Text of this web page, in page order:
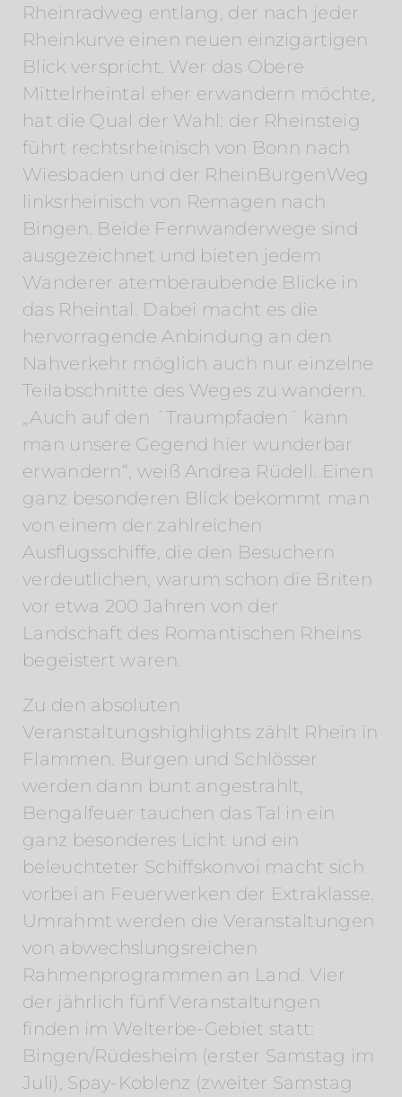
Rheinradweg entlang, der nach jeder
Rheinkurve einen neuen einzigartigen
Blick verspricht. Wer das Obere
Mittelrheintal eher erwandern möchte,
hat die Qual der Wahl: der Rheinsteig
führt rechtsrheinisch von Bonn nach
Wiesbaden und der RheinBurgenWeg
linksrheinisch von Remagen nach
Bingen. Beide Fernwanderwege sind
ausgezeichnet und bieten jedem
Wanderer atemberaubende Blicke in
das Rheintal. Dabei macht es die
hervorragende Anbindung an den
Nahverkehr möglich auch nur einzelne
Teilabschnitte des Weges zu wandern.
„Auch auf den ´Traum­pfaden´ kann
man unsere Gegend hier wunderbar
erwandern“, weiß Andrea Rüdell. Einen
ganz besonderen Blick bekommt man
von einem der zahlreichen
Ausflugsschiffe, die den Besuchern
verdeutlichen, warum schon die Briten
vor etwa 200 Jahren von der
Landschaft des Romantischen Rheins
begeistert waren.
Zu den absoluten
Veranstaltungshighlights zählt Rhein in
Flammen. Burgen und Schlösser
werden dann bunt angestrahlt,
Bengalfeuer tauchen das Tal in ein
ganz besonderes Licht und ein
beleuchteter Schiffskonvoi macht sich
vorbei an Feuerwerken der Extraklasse.
Umrahmt werden die Veranstaltungen
von abwechslungsreichen
Rahmenprogrammen an Land. Vier
der jährlich fünf Veranstaltungen
finden im Welterbe-Gebiet statt:
Bingen/Rüdesheim (erster Samstag im
Juli), Spay-Koblenz (zweiter Samstag